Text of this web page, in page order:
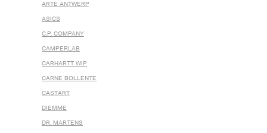
ARTE ANTWERP
ASICS
C.P. COMPANY
CAMPERLAB
CARHARTT WIP
CARNE BOLLENTE
CASTART
DIEMME
DR. MARTENS